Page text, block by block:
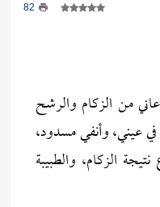
82
من الزكام والرشح
عيني، وأنفي مسدود،
الزكام، والطبيبة